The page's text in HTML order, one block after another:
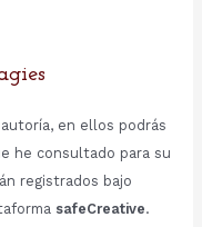
en ellos podrás
he consultado para su
registrados bajo
safeCreative.